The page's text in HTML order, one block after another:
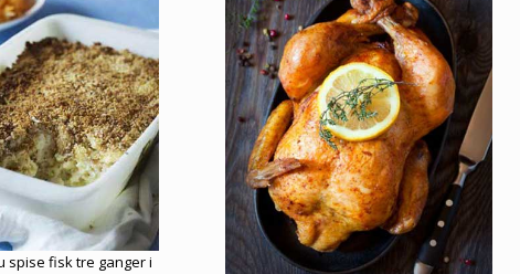
spise fisk tre ganger i